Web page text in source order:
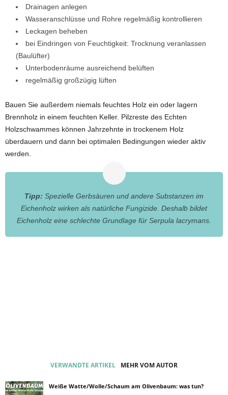
Drainagen anlegen
Wasseranschlüsse und Rohre regelmäßig kontrollieren
Leckagen beheben
bei Eindringen von Feuchtigkeit: Trocknung veranlassen
(Baulüfter)
Unterbodenräume ausreichend belüften
regelmäßig großzügig lüften
Bauen Sie außerdem niemals feuchtes Holz ein oder lagern
Brennholz in einem feuchten Keller. Pilzreste des Echten
Holzschwammes können Jahrzehnte in trockenem Holz
überdauern und dann bei optimalen Bedingungen wieder aktiv
werden.
Tipp: Spezielle Gerbsäuren und andere Substanzen im
Eichenholz wirken als natürliche Fungizide. Deshalb bildet
Eichenholz eine schlechte Grundlage für Serpula lacrymans.
VERWANDTE ARTIKEL MEHR VOM AUTOR
Weiße Watte/Wolle/Schaum am Olivenbaum: was tun?